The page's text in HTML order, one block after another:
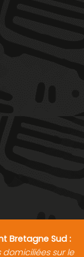
Bretagne Sud :
sur le